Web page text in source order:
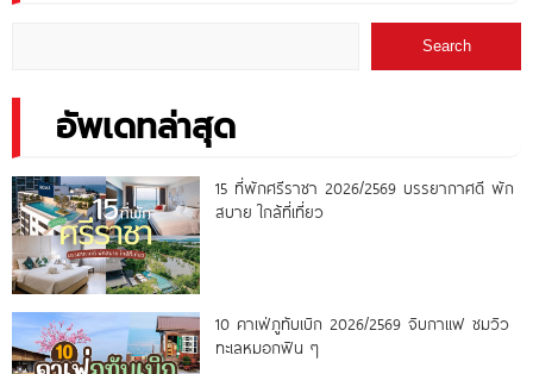
Search
อัพเดทล่าสุด
15 ที่พักศรีราชา 2026/2569 บรรยากาศดี พัก
สบาย ใกล้ที่เที่ยว
10 คาเฟ่ภูทับเบิก 2026/2569 จิบกาแฟ ชมวิว
ทะเลหมอกฟิน ๆ